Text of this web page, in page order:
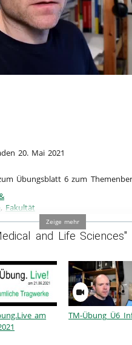
20. Mai 2021
Übungsblatt 6 zum
, Fakultät
Zeige mehr
and Life Sciences"
am
TM-